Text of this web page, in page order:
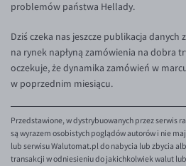
TRY/PLN
ZAR/PLN
EUR/USD
EUR/GBP
EUR/CHF
EUR/CZK
EUR/DKK
problemów państwa Hellady.
Dziś czeka nas jeszcze publikacja danych
na rynek napłyną zamówienia na dobra
oczekuje, że dynamika zamówień w
w poprzednim miesiącu.
Przedstawione, w dystrybuowanych przez serwis
są wyrazem osobistych poglądów autorów i nie
lub serwisu Walutomat.pl do nabycia lub zbycia
transakcji w odniesieniu do jakichkolwiek walut